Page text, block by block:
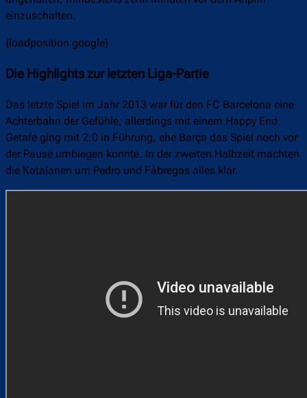
einzuschalten.
{loadposition google}
Die Highlights zur letzten Liga-Partie
Das letzte Spiel im Jahr 2013 war für den FC Barcelona eine
Achterbahn der Gefühle, allerdings mit einem Happy End.
Getafe ging mit 2:0 in Führung, ehe Barça das Spiel noch vor
der Pause umbiegen konnte. In der zweiten Halbzeit machten
die Katalanen um Pedro und Fàbregas alles klar.